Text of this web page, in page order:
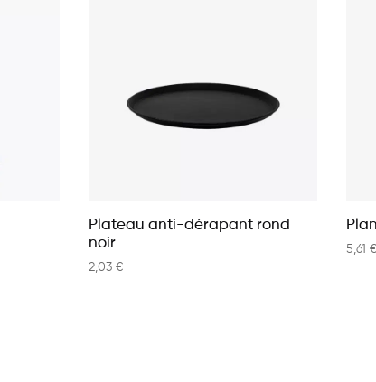
Plateau anti-dérapant rond
noir
2,03 €
5,61 €